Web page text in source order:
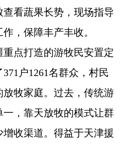
看蔬果长势，现场指导
，保障丰产丰收。
点打造的游牧民安置定
户1261名群众，村民
牧家庭。过去，传统游
，靠天放牧的模式让群
收渠道。得益于天津援